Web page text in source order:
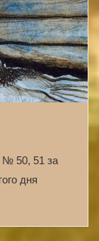
50, 51 за
дня